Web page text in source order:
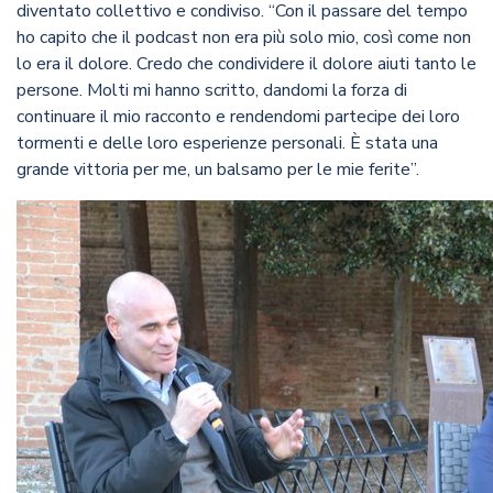
diventato collettivo e condiviso. “Con il passare del tempo
ho capito che il podcast non era più solo mio, così come non
lo era il dolore. Credo che condividere il dolore aiuti tanto le
persone. Molti mi hanno scritto, dandomi la forza di
continuare il mio racconto e rendendomi partecipe dei loro
tormenti e delle loro esperienze personali. È stata una
grande vittoria per me, un balsamo per le mie ferite”.